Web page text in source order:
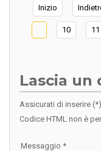
Inizio
10 11
Lascia un
Assicurati di inserire
Codice HTML non è
Messaggio *